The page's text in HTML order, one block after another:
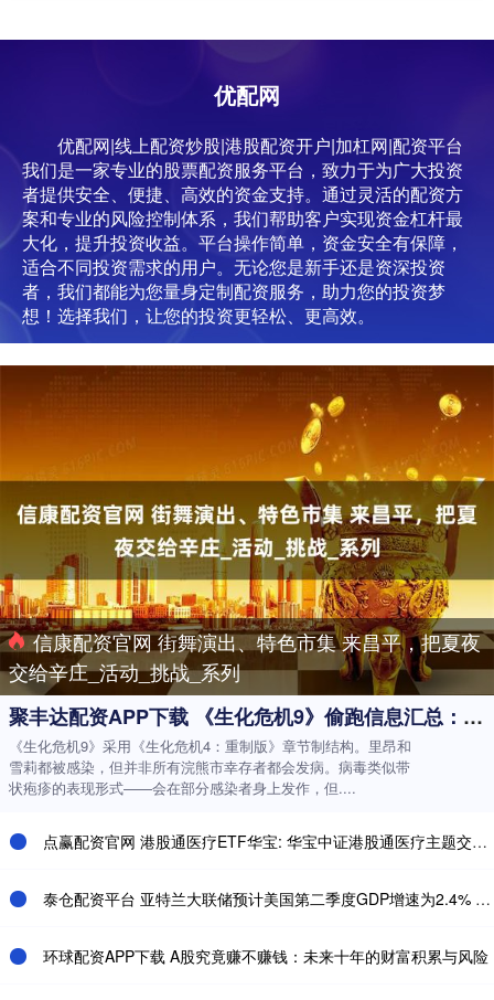
优配网
优配网|线上配资炒股|港股配资开户|加杠网|配资平台
我们是一家专业的股票配资服务平台，致力于为广大投资
者提供安全、便捷、高效的资金支持。通过灵活的配资方
案和专业的风险控制体系，我们帮助客户实现资金杠杆最
大化，提升投资收益。平台操作简单，资金安全有保障，
适合不同投资需求的用户。无论您是新手还是资深投资
者，我们都能为您量身定制配资服务，助力您的投资梦
想！选择我们，让您的投资更轻松、更高效。
信康配资官网 街舞演出、特色市集 来昌平，把夏夜
交给辛庄_活动_挑战_系列
聚丰达配资APP下载 《生化危机9》偷跑信息汇总：丧尸新机制 游戏优化好
《生化危机9》采用《生化危机4：重制版》章节制结构。里昂和
雪莉都被感染，但并非所有浣熊市幸存者都会发病。病毒类似带
状疱疹的表现形式——会在部分感染者身上发作，但....
点赢配资官网 港股通医疗ETF华宝: 华宝中证港股通医疗主题交易型开放式指数证券投资基金基金合同生效公告
泰仓配资平台 亚特兰大联储预计美国第二季度GDP增速为2.4% 此前预计为2.6%
环球配资APP下载 A股究竟赚不赚钱：未来十年的财富积累与风险